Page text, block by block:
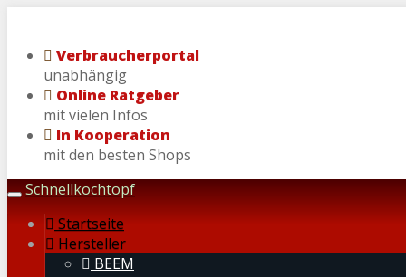
main
content
Verbraucherportal
unabhängig
Online Ratgeber
mit vielen Infos
In Kooperation
mit den besten Shops
Toggle
navigation
Schnellkochtopf
Startseite
Hersteller
BEEM